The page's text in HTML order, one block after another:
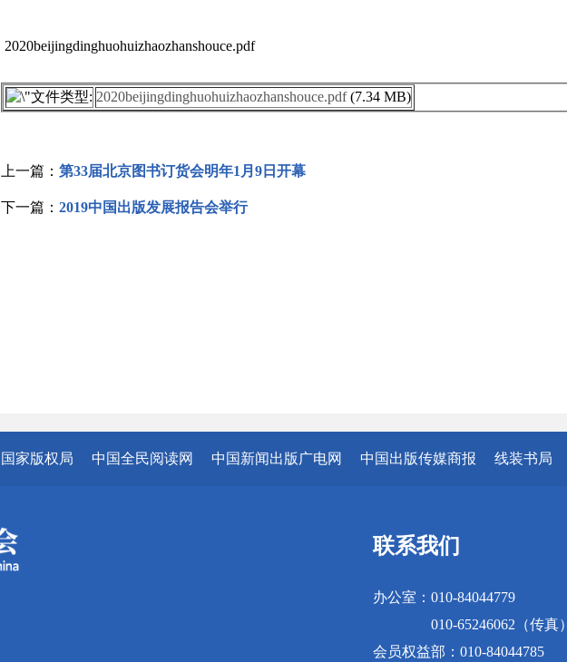
2020beijingdinghuohuizhaozhanshouce.pdf
2020beijingdinghuohuizhaozhanshouce.pdf(7.34 MB)
上一篇： 第33届北京图书订货会明年1月9日开幕
下一篇： 2019中国出版发展报告会举行
国家版权局 中国全民阅读网 中国新闻出版广电网 中国出版传媒商报 线装书局
联系我们
办公室：010-84044779
010-65246062（传真）
会员权益部：010-84044785